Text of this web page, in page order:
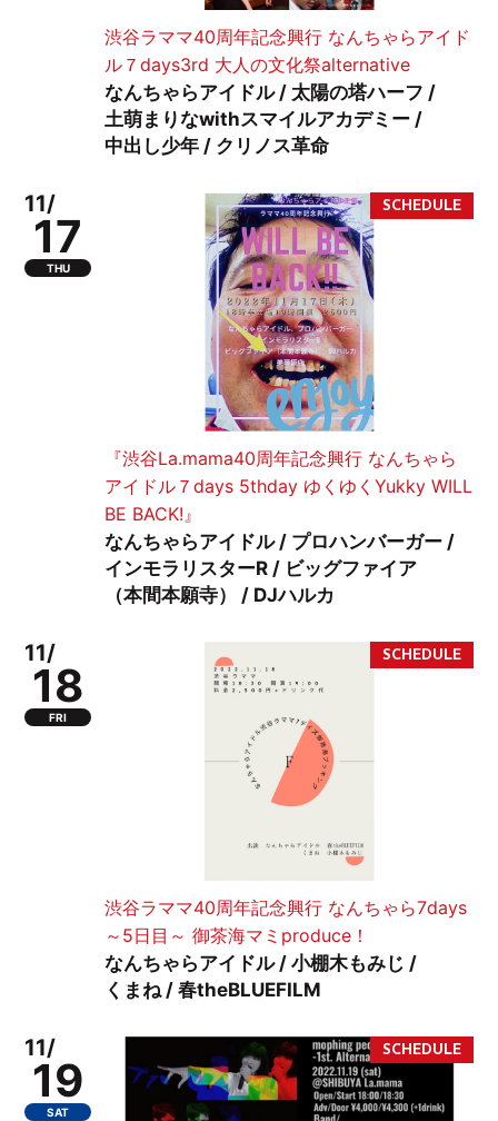
渋谷ラママ40周年記念興行 なんちゃらアイド
ル７days3rd 大人の文化祭alternative
なんちゃらアイドル / 太陽の塔ハーフ /
土萌まりなwithスマイルアカデミー /
中出し少年 / クリノス革命
11/
17
THU
『渋谷La.mama40周年記念興行 なんちゃら
アイドル７days 5thday ゆくゆくYukky WILL
BE BACK!』
なんちゃらアイドル / プロハンバーガー /
インモラリスターR / ビッグファイア
（本間本願寺） / DJハルカ
11/
18
FRI
渋谷ラママ40周年記念興行 なんちゃら7days
～5日目～ 御茶海マミproduce！
なんちゃらアイドル / 小棚木もみじ /
くまね / 春theBLUEFILM
11/
19
SAT